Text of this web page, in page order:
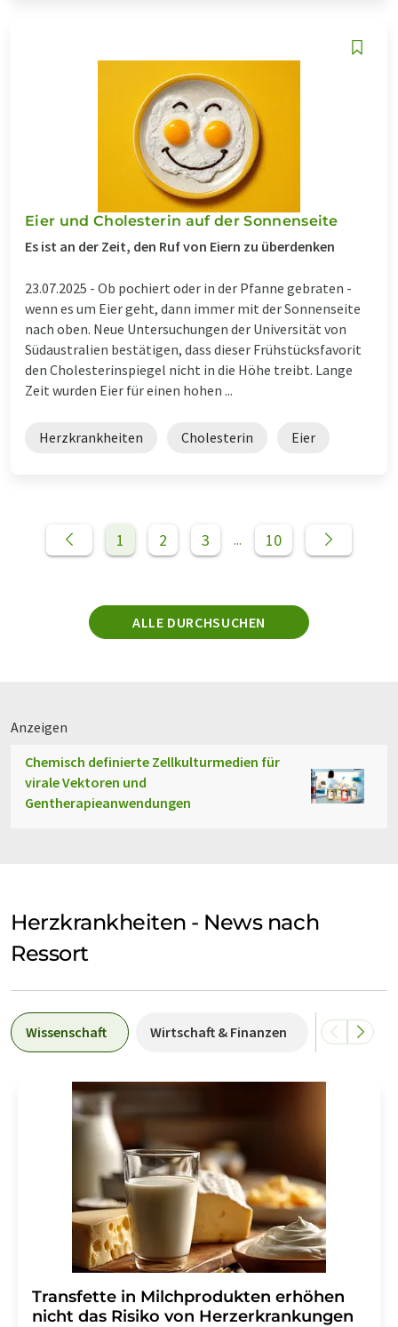
Eier und Cholesterin auf der Sonnenseite
Es ist an der Zeit, den Ruf von Eiern zu überdenken
23.07.2025 - Ob pochiert oder in der Pfanne gebraten -
wenn es um Eier geht, dann immer mit der Sonnenseite
nach oben. Neue Untersuchungen der Universität von
Südaustralien bestätigen, dass dieser Frühstücksfavorit
den Cholesterinspiegel nicht in die Höhe treibt. Lange
Zeit wurden Eier für einen hohen ...
Herzkrankheiten Cholesterin Eier
1 2 3 ... 10
ALLE DURCHSUCHEN
Anzeigen
Chemisch definierte Zellkulturmedien für
virale Vektoren und
Gentherapieanwendungen
Herzkrankheiten - News nach
Ressort
Wissenschaft Wirtschaft & Finanzen
Transfette in Milchprodukten erhöhen
nicht das Risiko von Herzerkrankungen